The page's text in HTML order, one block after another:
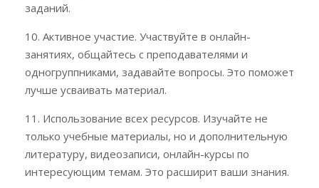
заданий.
10. Активное участие. Участвуйте в онлайн-
занятиях, общайтесь с преподавателями и
одногруппниками, задавайте вопросы. Это поможет
лучше усваивать материал.
11. Использование всех ресурсов. Изучайте не
только учебные материалы, но и дополнительную
литературу, видеозаписи, онлайн-курсы по
интересующим темам. Это расширит ваши знания.